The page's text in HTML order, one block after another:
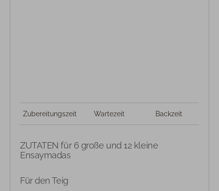
Zubereitungszeit Wartezeit Backzeit
ZUTATEN für 6 große und 12 kleine
Ensaymadas
Für den Teig